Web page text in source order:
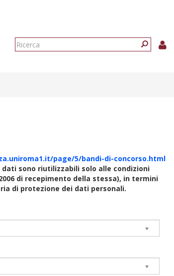
Form
page/5/bandi-di-concorso.html
dati sono riutilizzabili solo alle condizioni
di recepimento della stessa), in termini
di protezione dei dati personali.